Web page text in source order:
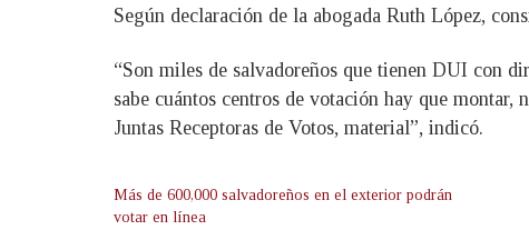
Según declaración de la abogada Ruth López,
“Son miles de salvadoreños que tienen DUI con
sabe cuántos centros de votación hay que montar,
Juntas Receptoras de Votos, material”, indicó.
Más de 600,000 salvadoreños en el exterior podrán
votar en línea